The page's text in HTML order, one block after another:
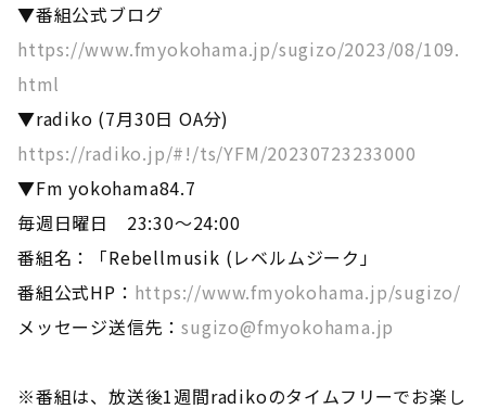
▼番組公式ブログ
https://www.fmyokohama.jp/sugizo/2023/08/109.
html
▼radiko (7月30日 OA分)
https://radiko.jp/#!/ts/YFM/20230723233000
▼Fm yokohama84.7
毎週日曜日 23:30～24:00
番組名：「Rebellmusik (レベルムジーク」
番組公式HP： https://www.fmyokohama.jp/sugizo/
メッセージ送信先：sugizo@fmyokohama.jp
※番組は、放送後1週間radikoのタイムフリーでお楽し